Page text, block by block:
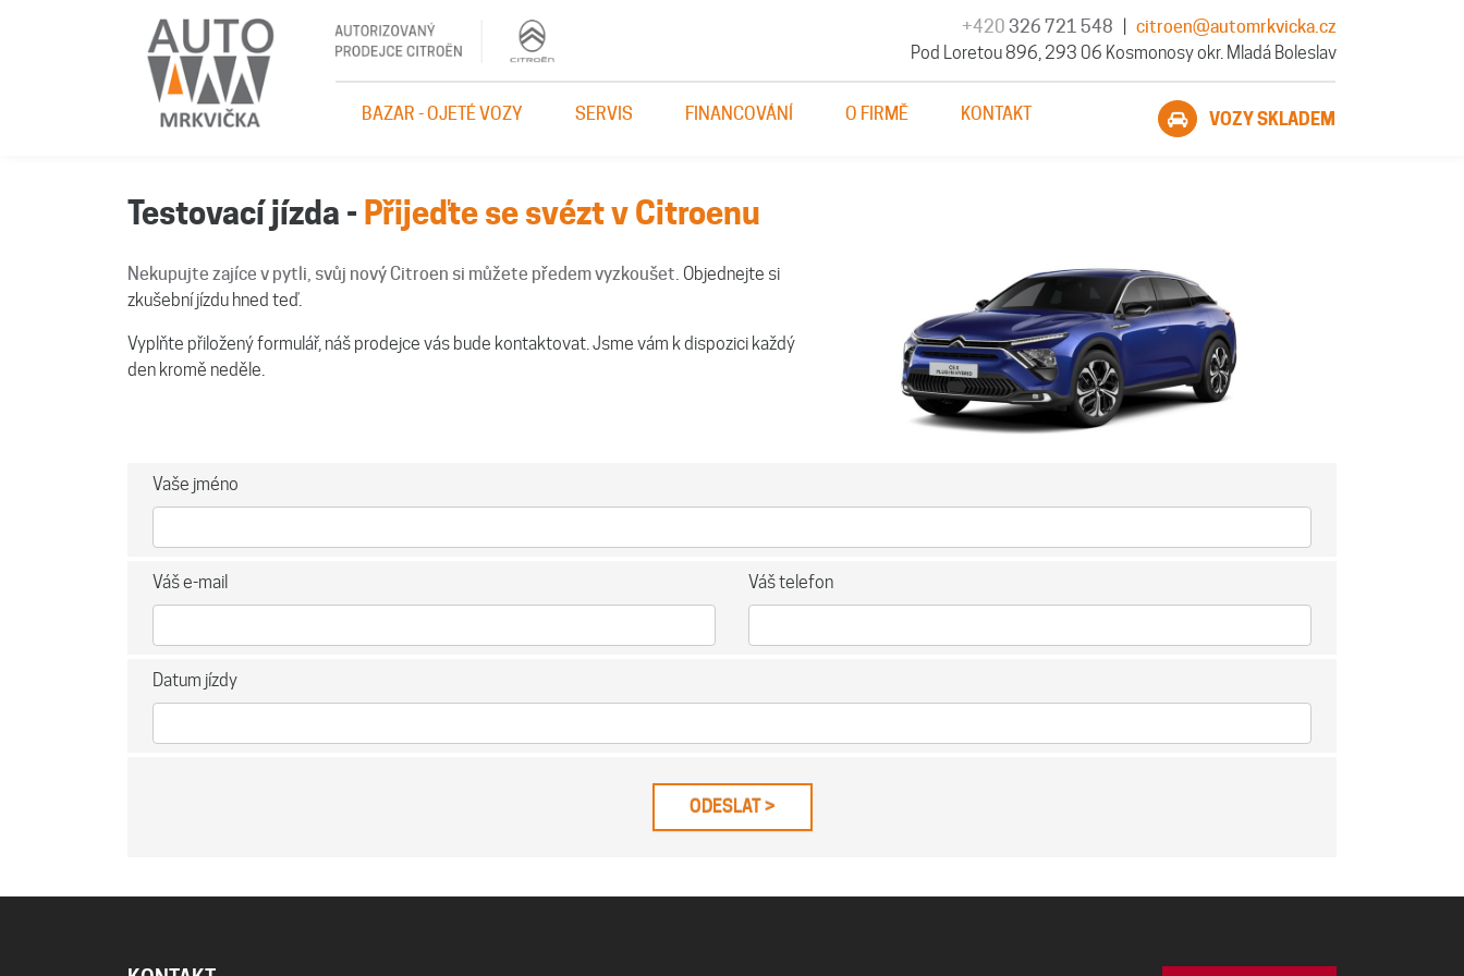
+420 326 721 548
citroen@automrkvicka.cz
Pod Loretou 896, 293 06 Kosmonosy okr. Mladá Boleslav
BAZAR - OJETÉ VOZY SERVIS FINANCOVÁNÍ O FIRMĚ KONTAKT VOZY SKLADEM
Testovací jízda - Přijeďte se svézt v Citroenu
Nekupujte zajíce v pytli, svůj nový Citroen si můžete předem vyzkoušet. Objednejte si
zkušební jízdu hned teď.
Vyplňte přiložený formulář, náš prodejce vás bude kontaktovat. Jsme vám k dispozici každý
den kromě neděle.
Vaše jméno
Váš e-mail Váš telefon
Datum jízdy